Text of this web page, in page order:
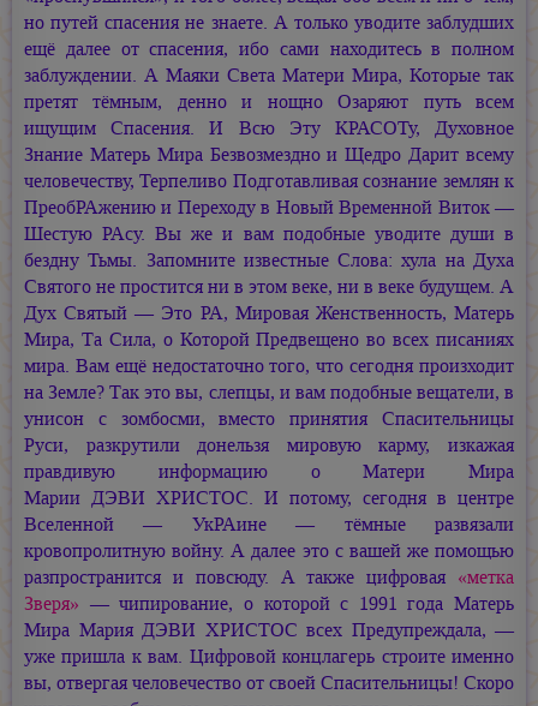
но путей спасения не знаете. А только уводите заблудших
ещё далее от спасения, ибо сами находитесь в полном
заблуждении. А Маяки Света Матери Мира, Которые так
претят тёмным, денно и нощно Озаряют путь всем
ищущим Спасения. И Всю Эту КРАСОТу, Духовное
Знание Матерь Мира Безвозмездно и Щедро Дарит всему
человечеству, Терпеливо Подготавливая сознание землян к
ПреобРАжению и Переходу в Новый Временной Виток —
Шестую РАсу. Вы же и вам подобные уводите души в
бездну Тьмы. Запомните известные Слова: хула на Духа
Святого не простится ни в этом веке, ни в веке будущем. А
Дух Святый — Это РА, Мировая Женственность, Матерь
Мира, Та Сила, о Которой Предвещено во всех писаниях
мира. Вам ещё недостаточно того, что сегодня произходит
на Земле? Так это вы, слепцы, и вам подобные вещатели, в
унисон с зомбосми, вместо принятия Спасительницы
Руси, разкрутили донельзя мировую карму, изкажая
правдивую информацию о Матери Мира
Марии ДЭВИ ХРИСТОС. И потому, сегодня в центре
Вселенной — УкРАине — тёмные развязали
кровопролитную войну. А далее это с вашей же помощью
разпространится и повсюду. А также цифровая «метка
Зверя» — чипирование, о которой с 1991 года Матерь
Мира Мария ДЭВИ ХРИСТОС всех Предупреждала, —
уже пришла к вам. Цифровой концлагерь строите именно
вы, отвергая человечество от своей Спасительницы! Скоро